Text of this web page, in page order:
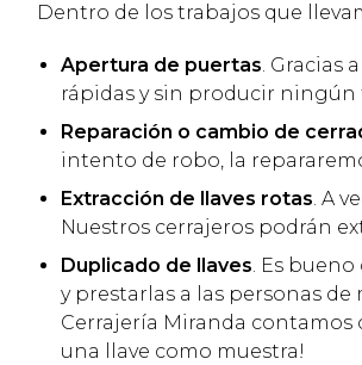
Dentro de los trabajos que
Apertura de puertas. Gracias
rápidas y sin producir ningún
Reparación o cambio de
intento de robo, la
Extracción de llaves rotas. A
Nuestros cerrajeros podrán
Duplicado de llaves. Es
y prestarlas a las personas
Cerrajería Miranda contamos
una llave como muestra!